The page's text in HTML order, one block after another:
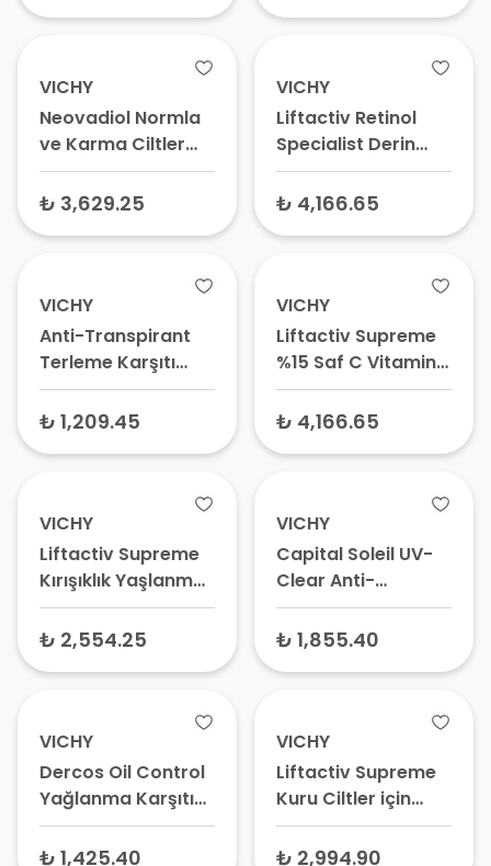
VICHY
Neovadiol Normla
ve Karma Ciltler
için Gündüz Bakım
Kremi 50 ml
₺ 3,629.25
VICHY
Liftactiv Retinol
Specialist Derin
Kırışıklık Karşıtı
Serum 30 ml –
₺ 4,166.65
VICHY
Anti-Transpirant
Terleme Karşıtı
Deodorant Yoğun
Terleme 50 ml
₺ 1,209.45
VICHY
Liftactiv Supreme
%15 Saf C Vitamini
Serum 20 ml – Leke
Karşıtı Serum,
₺ 4,166.65
VICHY
Liftactiv Supreme
Kırışıklık Yaşlanma
Karşıtı Göz Çevresi
Kremi 15 ml
₺ 2,554.25
VICHY
Capital Soleil UV-
Clear Anti-
Imperfections Fluid
Yağlı ve Düzensiz
Yağlı Ciltler İçin
Güneş Kremi, Leke
Karşıtı Güneş
₺ 1,855.40
VICHY
Dercos Oil Control
Yağlanma Karşıtı
Bakım Şampuanı
200 ml
₺ 1,425.40
VICHY
Liftactiv Supreme
Kuru Ciltler için
Yaşlanma Karşıtı
Krem 50 ml
₺ 2,994.90